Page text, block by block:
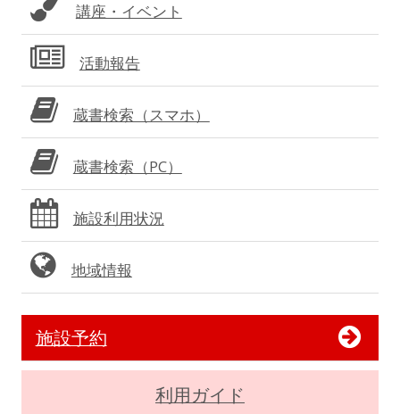
講座・イベント
活動報告
蔵書検索（スマホ）
蔵書検索（PC）
施設利用状況
地域情報
施設予約
利用ガイド